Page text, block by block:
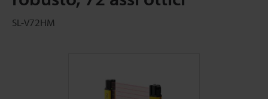
SL-V72HM